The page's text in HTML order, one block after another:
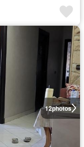
12photos